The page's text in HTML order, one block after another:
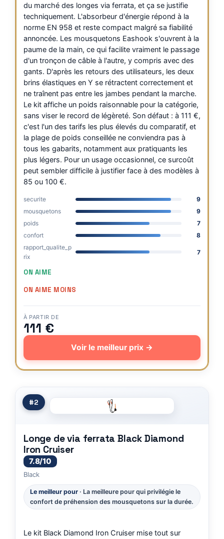
du marché des longes via ferrata, et ça se justifie
techniquement. L'absorbeur d'énergie répond à la
norme EN 958 et reste compact malgré sa fiabilité
annoncée. Les mousquetons Eashook s'ouvrent à la
paume de la main, ce qui facilite vraiment le passage
d'un tronçon de câble à l'autre, y compris avec des
gants. D'après les retours des utilisateurs, les deux
brins élastiques en Y se rétractent correctement et
ne traînent pas entre les jambes pendant la marche.
Le kit affiche un poids raisonnable pour la catégorie,
sans viser le record de légèreté. Son défaut : à 111 €,
c'est l'un des tarifs les plus élevés du comparatif, et
la plage de poids conseillée ne conviendra pas à
tous les gabarits, notamment aux pratiquants les
plus légers. Pour un usage occasionnel, ce surcoût
peut sembler difficile à justifier face à des modèles à
85 ou 100 €.
securite
9
mousquetons
9
poids
7
confort
8
rapport_qualite_p
rix
7
ON AIME
ON AIME MOINS
À PARTIR DE
111 €
Voir le meilleur prix →
#2
Longe de via ferrata Black Diamond
Iron Cruiser
7.8/10
Black
Le meilleur pour · La meilleure pour qui privilégie le
confort de préhension des mousquetons sur la durée.
Le kit Black Diamond Iron Cruiser mise tout sur